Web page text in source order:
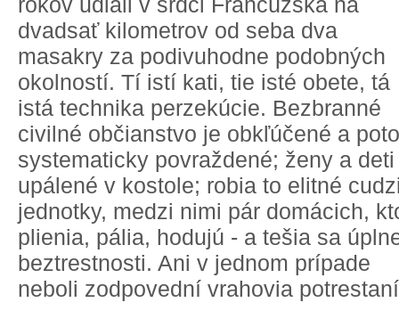
dvadsať kilometrov od seba dva
masakry za podivuhodne podobných
okolností. Tí istí kati, tie isté obete, tá
istá technika perzekúcie. Bezbranné
civilné občianstvo je obkľúčené a
systematicky povraždené; ženy a
upálené v kostole; robia to elitné
jednotky, medzi nimi pár domácich,
plienia, pália, hodujú - a tešia sa
beztrestnosti. Ani v jednom prípade
neboli zodpovední vrahovia